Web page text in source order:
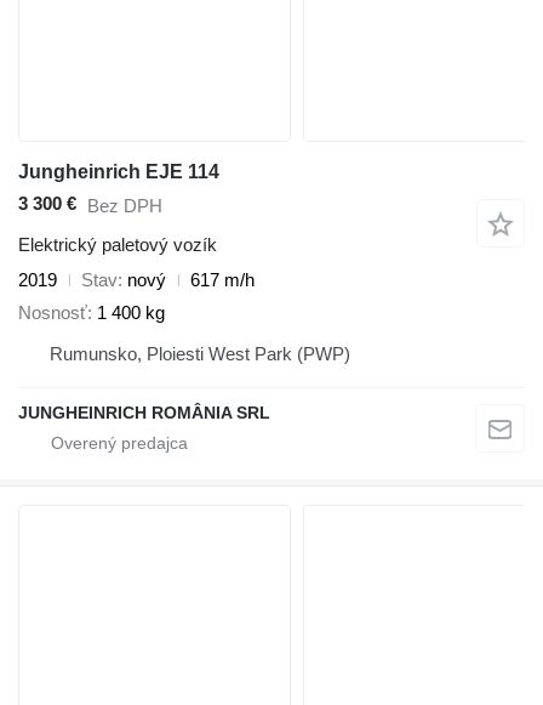
Jungheinrich EJE 114
3 300 € Bez DPH
Elektrický paletový vozík
2019
Stav nový
617 m/h
Nosnosť 1 400 kg
Rumunsko, Ploiesti West Park (PWP)
JUNGHEINRICH ROMÂNIA SRL